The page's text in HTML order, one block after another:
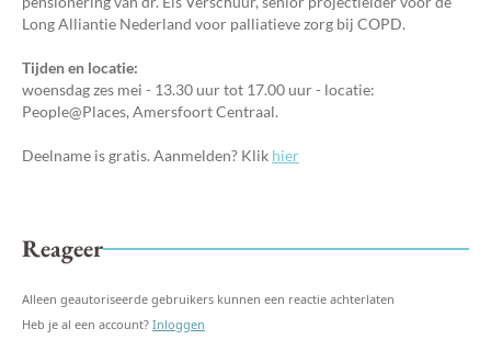
Long Alliantie Nederland voor palliatieve zorg bij COPD.
Tijden en locatie:
woensdag zes mei - 13.30 uur tot 17.00 uur - locatie:
People@Places, Amersfoort Centraal.
Deelname is gratis. Aanmelden? Klik hier
Reageer
Alleen geautoriseerde gebruikers kunnen een reactie achterlaten
Heb je al een account? Inloggen